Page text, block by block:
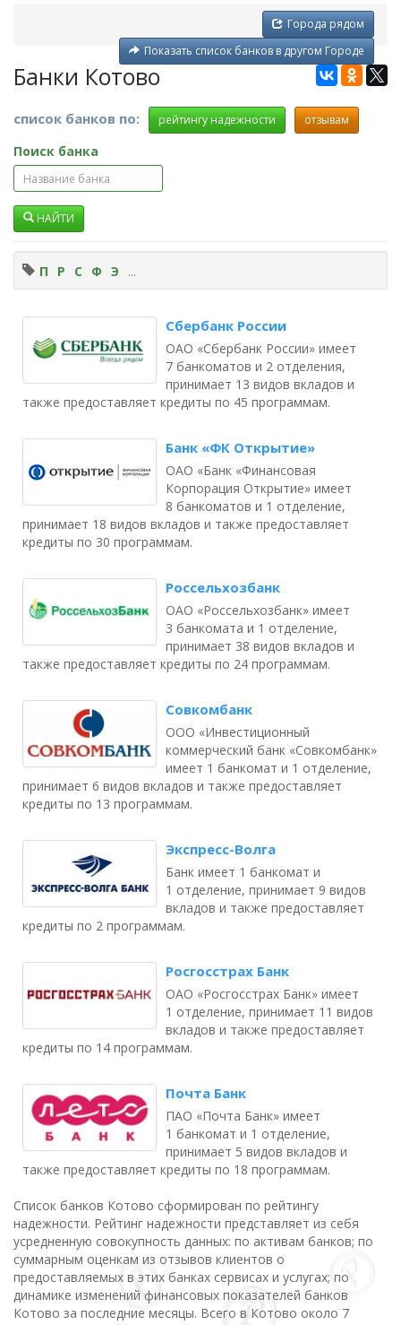
Города рядом
Показать список банков в другом Городе
Банки Котово
список банков по: рейтингу надежности отзывам
Поиск банка
НАЙТИ
П Р С Ф Э ...
Сбербанк России
ОАО «Сбербанк России» имеет
7 банкоматов и 2 отделения,
принимает 13 видов вкладов и
также предоставляет кредиты по 45 программам.
Банк «ФК Открытие»
ОАО «Банк «Финансовая
Корпорация Открытие» имеет
8 банкоматов и 1 отделение,
принимает 18 видов вкладов и также предоставляет
кредиты по 30 программам.
Россельхозбанк
ОАО «Россельхозбанк» имеет
3 банкомата и 1 отделение,
принимает 38 видов вкладов и
также предоставляет кредиты по 24 программам.
Совкомбанк
ООО «Инвестиционный
коммерческий банк «Совкомбанк»
имеет 1 банкомат и 1 отделение,
принимает 6 видов вкладов и также предоставляет
кредиты по 13 программам.
Экспресс-Волга
Банк имеет 1 банкомат и
1 отделение, принимает 9 видов
вкладов и также предоставляет
кредиты по 2 программам.
Росгосстрах Банк
ОАО «Росгосстрах Банк» имеет
1 отделение, принимает 11 видов
вкладов и также предоставляет
кредиты по 14 программам.
Почта Банк
ПАО «Почта Банк» имеет
1 банкомат и 1 отделение,
принимает 5 видов вкладов и
также предоставляет кредиты по 18 программам.
Список банков Котово сформирован по рейтингу
надежности. Рейтинг надежности представляет из себя
усредненную совокупность данных: по активам банков; по
суммарным оценкам из отзывов клиентов о
предоставляемых в этих банках сервисах и услугах; по
динамике изменений финансовых показателей банков
Котово за последние месяцы. Всего в Котово около 7